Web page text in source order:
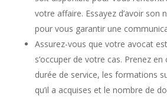
votre affaire. Essayez d’avoir son
pour vous garantir une
Assurez-vous que votre avocat
s’occuper de votre cas. Prenez
durée de service, les formations
qu’il a acquises et le nombre de